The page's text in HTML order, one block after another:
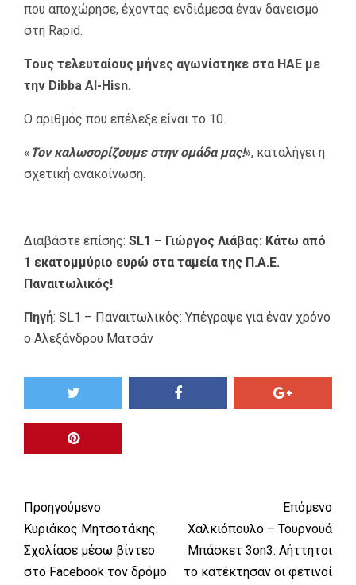
που αποχώρησε, έχοντας ενδιάμεσα έναν δανεισμό
στη Rapid.
Τους τελευταίους μήνες αγωνίστηκε στα ΗΑΕ με
την Dibba Al-Hisn.
Ο αριθμός που επέλεξε είναι το 10.
« Τον καλωσορίζουμε στην ομάδα μας!», καταλήγει η
σχετική ανακοίνωση.
Διαβάστε επίσης: SL1 – Γιώργος Λιάβας: Κάτω από
1 εκατομμύριο ευρώ στα ταμεία της Π.Α.Ε.
Παναιτωλικός!
Πηγή: SL1 – Παναιτωλικός: Υπέγραψε για έναν χρόνο
ο Αλεξάνδρου Ματσάν
Προηγούμενο
Κυριάκος Μητσοτάκης:
Σχολίασε μέσω βίντεο
στο Facebook τον δρόμο
Επόμενο
Χαλκιόπουλο – Τουρνουά
Μπάσκετ 3on3: Αήττητοι
το κατέκτησαν οι φετινοί